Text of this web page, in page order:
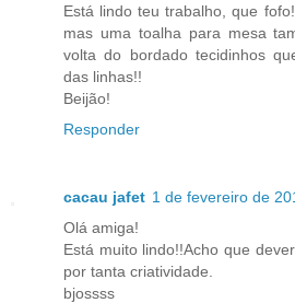
Está lindo teu trabalho, que
mas uma toalha para mesa
volta do bordado tecidinhos
das linhas!!
Beijão!
Responder
cacau jafet 1 de fevereiro de
Olá amiga!
Está muito lindo!!Acho que
por tanta criatividade.
bjossss